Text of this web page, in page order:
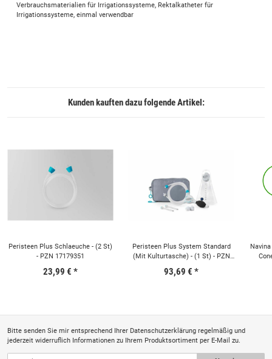
Verbrauchsmaterialien für Irrigationssysteme, Rektalkatheter für
Irrigationssysteme, einmal verwendbar
Kunden kauften dazu folgende Artikel:
Peristeen Plus Schlaeuche - (2 St)
- PZN 17179351
23,99 € *
Peristeen Plus System Standard
(Mit Kulturtasche) - (1 St) - PZN
93,69 € *
Bitte senden Sie mir entsprechend Ihrer Datenschutzerklärung regelmäßig und
jederzeit widerruflich Informationen zu Ihrem Produktsortiment per E-Mail zu.